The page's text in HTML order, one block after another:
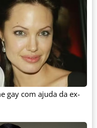
gay com ajuda da ex-